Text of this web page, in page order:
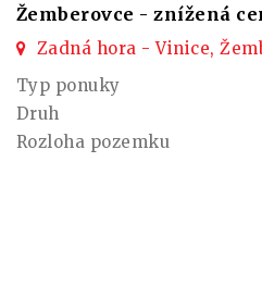
Žemberovce - znížená
Zadná hora - Vinice,
Typ ponuky
Druh
Rozloha pozemku